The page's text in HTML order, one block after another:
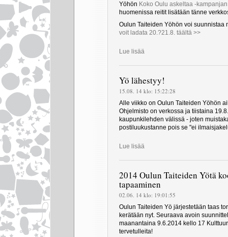
Yöhön Koko Oulu askeltaa -
huomenissa reitit lisätään tänne
Oulun Taiteiden Yöhön voi
voit ladata 20.?21.8. täältä >>
Lue lisää
Yö lähestyy!
15.08. 14 klo: 15:22:28
Alle viikko on Oulun Taiteiden Yöhön
Ohjelmisto on verkossa ja tiistaina
kaupunkilehden välissä - joten
postiluukustanne pois se "ei
Lue lisää
2014 Oulun Taiteiden Yötä
tapaaminen
02.06. 14 klo: 19:01:55
Oulun Taiteiden Yö järjestetään taas
kerätään nyt. Seuraava avoin
maanantaina 9.6.2014 kello 17
tervetulleita!